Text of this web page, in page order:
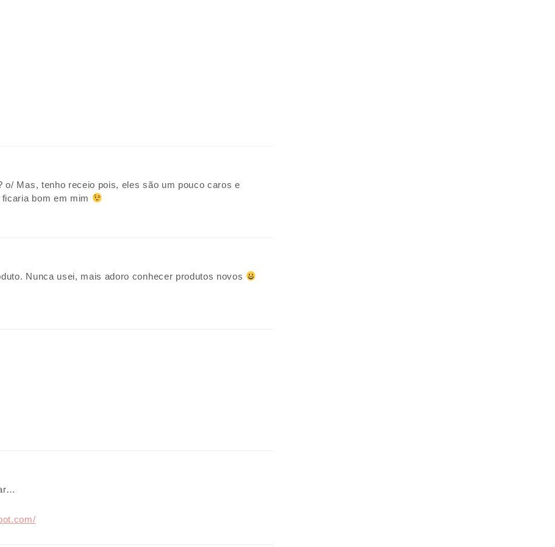
o/ Mas, tenho receio pois, eles são um pouco caros e
bom em mim
Nunca usei, mais adoro conhecer produtos novos